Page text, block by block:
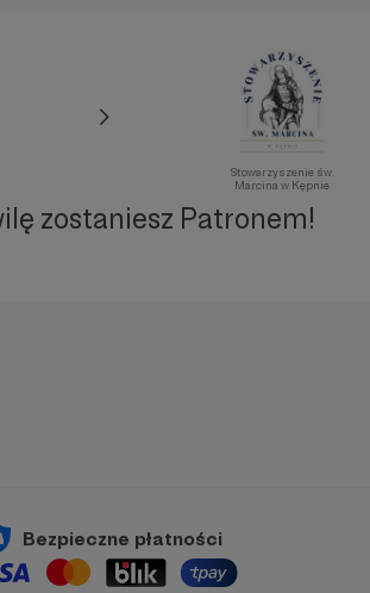
Stowarzyszenie św.
Marcina w Kępnie
zostaniesz Patronem!
Bezpieczne płatności